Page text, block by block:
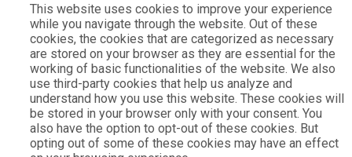
This website uses cookies to improve your experience
while you navigate through the website. Out of these
cookies, the cookies that are categorized as necessary
are stored on your browser as they are essential for the
working of basic functionalities of the website. We also
use third-party cookies that help us analyze and
understand how you use this website. These cookies will
be stored in your browser only with your consent. You
also have the option to opt-out of these cookies. But
opting out of some of these cookies may have an effect